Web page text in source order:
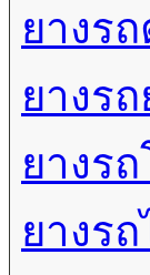
ยางร
ยางร
ยางร
ยางร